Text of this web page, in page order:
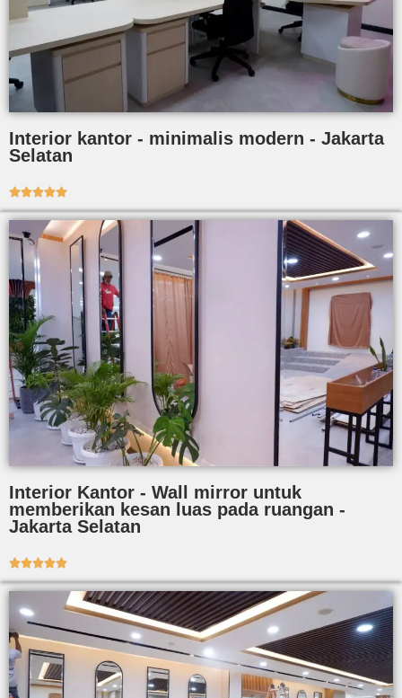
Interior kantor - minimalis modern - Jakarta
Selatan

Interior Kantor - Wall mirror untuk
memberikan kesan luas pada ruangan -
Jakarta Selatan
